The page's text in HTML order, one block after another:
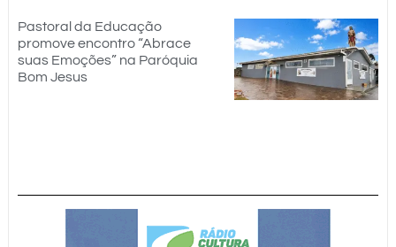
Pastoral da Educação
promove encontro “Abrace
suas Emoções” na Paróquia
Bom Jesus